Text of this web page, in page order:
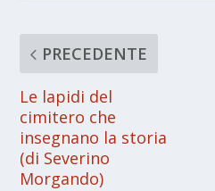
PRECEDENTE
Le lapidi del
cimitero che
insegnano la storia
(di Severino
Morgando)